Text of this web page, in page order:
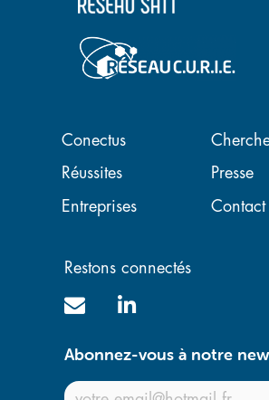
Navigation
Conectus
Réussites
Entreprises
Presse
Contact
Restons connectés
Abonnez-vous à notre